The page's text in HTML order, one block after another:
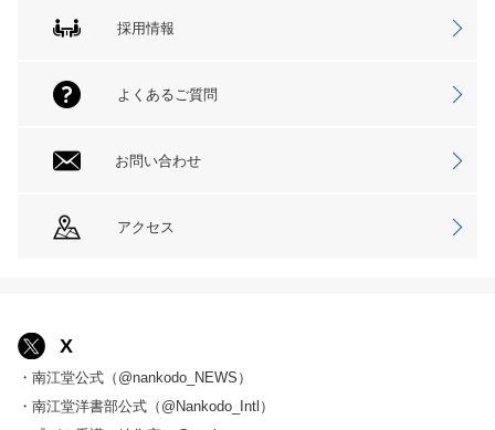
採用情報
よくあるご質問
お問い合わせ
アクセス
X
・南江堂公式（@nankodo_NEWS）
・南江堂洋書部公式（@Nankodo_Intl）